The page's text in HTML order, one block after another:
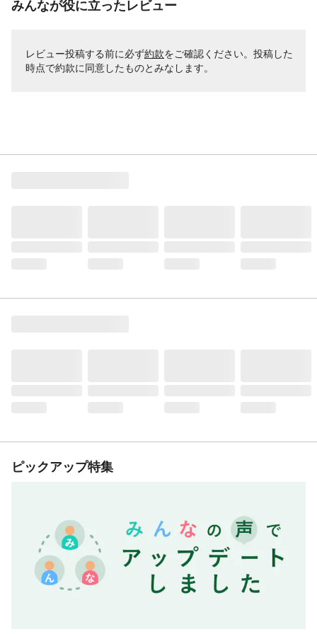
が、当店からの受注確認メールの送信、商
すが、ご容赦の程をお願い申し上げます。
自転車に関して･･･輸送体制の関係で
みんなが役に立ったレビュー
レビュー投稿する前に必ず約款をご確認ください。投稿した
時点で約款に同意したものとみなします。
ピックアップ特集